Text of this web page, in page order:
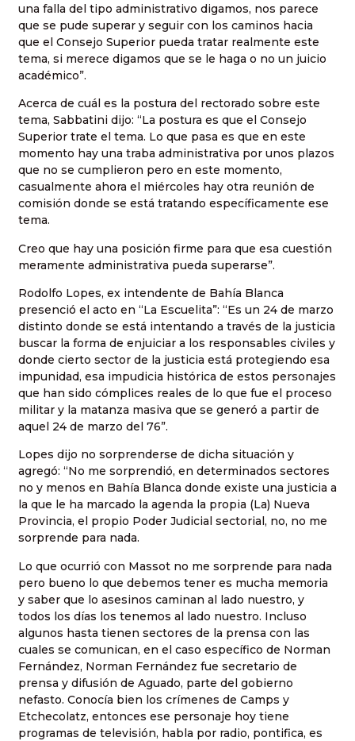
una falla del tipo administrativo digamos, nos parece
que se pude superar y seguir con los caminos hacia
que el Consejo Superior pueda tratar realmente este
tema, si merece digamos que se le haga o no un juicio
académico”.
Acerca de cuál es la postura del rectorado sobre este
tema, Sabbatini dijo: “La postura es que el Consejo
Superior trate el tema. Lo que pasa es que en este
momento hay una traba administrativa por unos plazos
que no se cumplieron pero en este momento,
casualmente ahora el miércoles hay otra reunión de
comisión donde se está tratando específicamente ese
tema.
Creo que hay una posición firme para que esa cuestión
meramente administrativa pueda superarse”.
Rodolfo Lopes, ex intendente de Bahía Blanca
presenció el acto en “La Escuelita”: “Es un 24 de marzo
distinto donde se está intentando a través de la justicia
buscar la forma de enjuiciar a los responsables civiles y
donde cierto sector de la justicia está protegiendo esa
impunidad, esa impudicia histórica de estos personajes
que han sido cómplices reales de lo que fue el proceso
militar y la matanza masiva que se generó a partir de
aquel 24 de marzo del 76”.
Lopes dijo no sorprenderse de dicha situación y
agregó: “No me sorprendió, en determinados sectores
no y menos en Bahía Blanca donde existe una justicia a
la que le ha marcado la agenda la propia (La) Nueva
Provincia, el propio Poder Judicial sectorial, no, no me
sorprende para nada.
Lo que ocurrió con Massot no me sorprende para nada
pero bueno lo que debemos tener es mucha memoria
y saber que lo asesinos caminan al lado nuestro, y
todos los días los tenemos al lado nuestro. Incluso
algunos hasta tienen sectores de la prensa con las
cuales se comunican, en el caso específico de Norman
Fernández, Norman Fernández fue secretario de
prensa y difusión de Aguado, parte del gobierno
nefasto. Conocía bien los crímenes de Camps y
Etchecolatz, entonces ese personaje hoy tiene
programas de televisión, habla por radio, pontifica, es